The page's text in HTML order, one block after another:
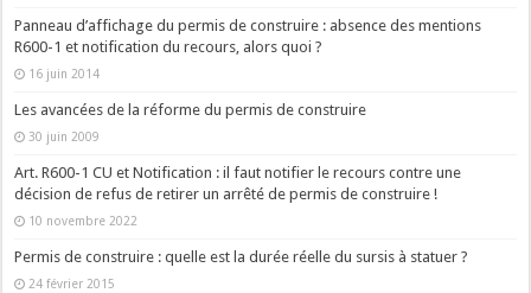
Panneau d’affichage du permis de construire : absence des mentions
R600-1 et notification du recours, alors quoi ?
16 juin 2014
Les avancées de la réforme du permis de construire
30 juin 2009
Art. R600-1 CU et Notification : il faut notifier le recours contre une
décision de refus de retirer un arrêté de permis de construire !
10 novembre 2022
Permis de construire : quelle est la durée réelle du sursis à statuer ?
24 février 2015